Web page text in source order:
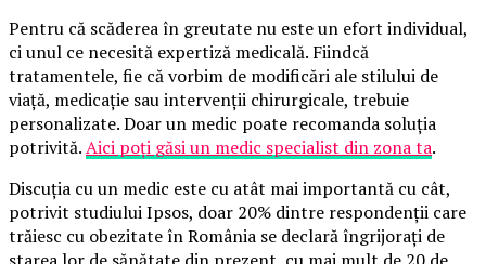
Pentru că scăderea în greutate nu este un efort individual,
ci unul ce necesită expertiză medicală. Fiindcă
tratamentele, fie că vorbim de modificări ale stilului de
viață, medicație sau intervenții chirurgicale, trebuie
personalizate. Doar un medic poate recomanda soluția
potrivită.Aici poți găsi un medic specialist din zona ta.
Discuția cu un medic este cu atât mai importantă cu cât,
potrivit studiului Ipsos, doar 20% dintre respondenții care
trăiesc cu obezitate în România se declară îngrijorați de